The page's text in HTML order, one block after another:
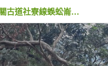
《南投》古道巡禮｜八通關古道社寮線蜈蚣崙段20251115